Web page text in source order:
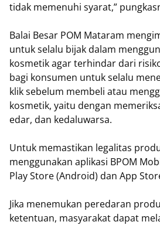
tidak memenuhi syarat,”
Balai Besar POM Mataram
untuk selalu bijak dalam
kosmetik agar terhindar dari
bagi konsumen untuk selalu
klik sebelum membeli atau
kosmetik, yaitu dengan
edar, dan kedaluwarsa.
Untuk memastikan legalitas
menggunakan aplikasi BPOM
Play Store (Android) dan App
Jika menemukan peredaran
ketentuan, masyarakat dapat